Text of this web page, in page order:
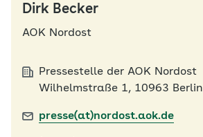
Dirk Becker
AOK Nordost
Pressestelle der AOK Nordost
Wilhelmstraße 1, 10963 Berlin
presse(at)nordost.aok.de